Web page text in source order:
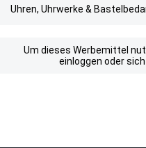
Uhren, Uhrwerke &
Um dieses Werbemittel
einloggen oder sich